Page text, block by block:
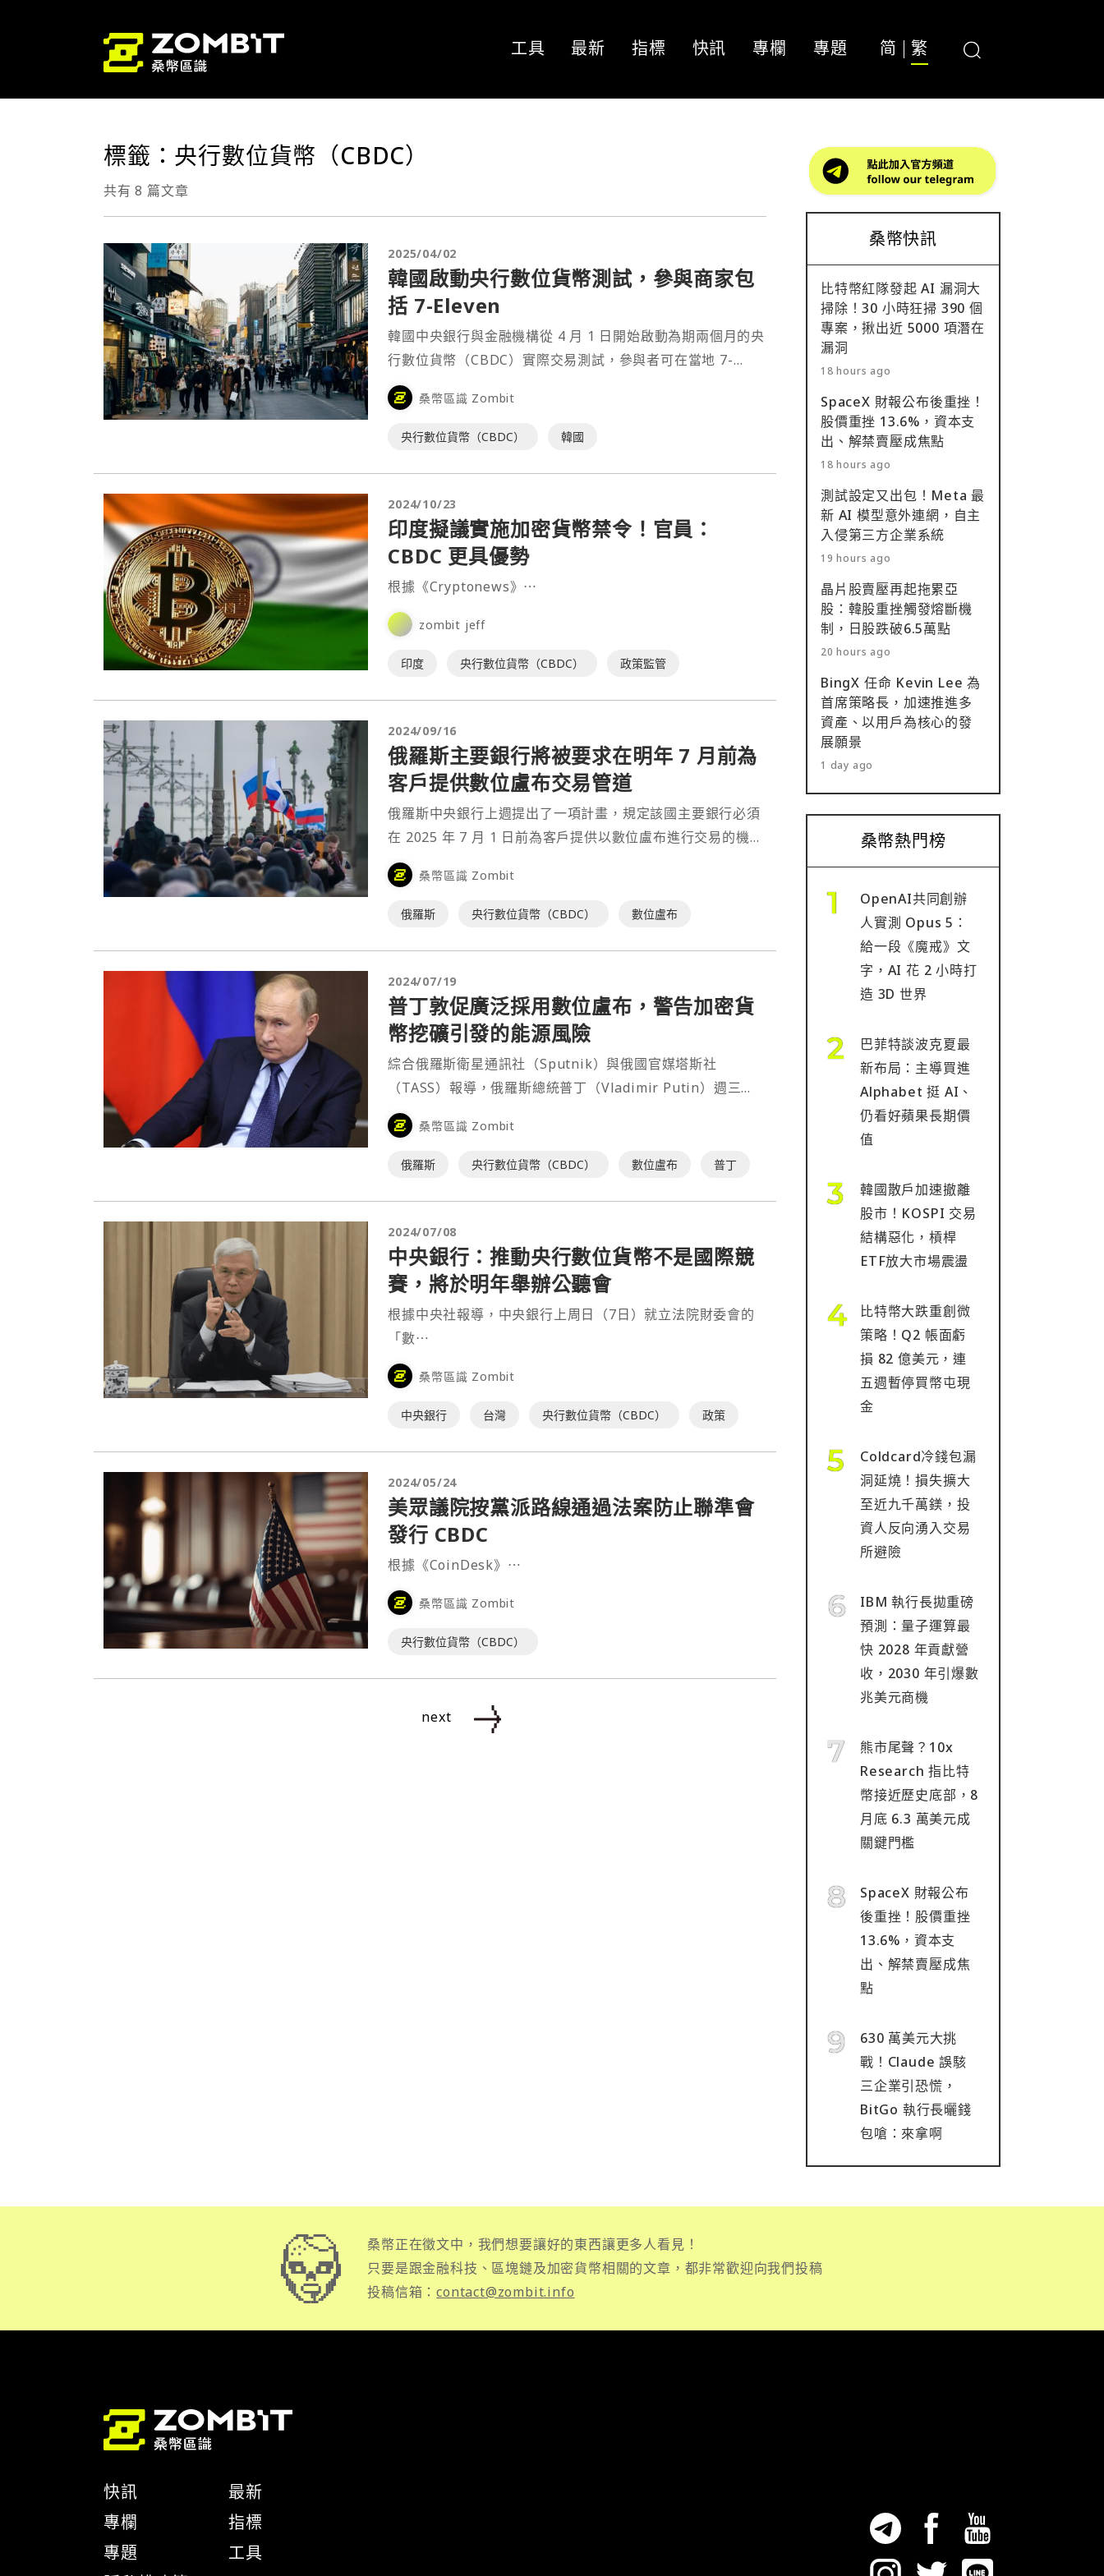
工具 最新 指標 快訊 專欄 專題 简 繁
標籤：央行數位貨幣（CBDC）
共有 8 篇文章
2025/04/02
韓國啟動央行數位貨幣測試，參與商家包
括 7-Eleven
韓國中央銀行與金融機構從 4 月 1 日開始啟動為期兩個月的央
行數位貨幣（CBDC）實際交易測試，參與者可在當地 7-
桑幣區識 Zombit
央行數位貨幣（CBDC） 韓國
2024/10/23
印度擬議實施加密貨幣禁令！官員：
CBDC 更具優勢
根據《Cryptonews》⋯
zombit jeff
印度 央行數位貨幣（CBDC） 政策監管
2024/09/16
俄羅斯主要銀行將被要求在明年 7 月前為
客戶提供數位盧布交易管道
俄羅斯中央銀行上週提出了一項計畫，規定該國主要銀行必須
在 2025 年 7 月 1 日前為客戶提供以數位盧布進行交易的機
會，包括數位盧布帳戶的開設、現金存入、資金轉帳，以及透
過相關基礎設施接收數位盧布。⋯
桑幣區識 Zombit
俄羅斯 央行數位貨幣（CBDC） 數位盧布
2024/07/19
普丁敦促廣泛採用數位盧布，警告加密貨
幣挖礦引發的能源風險
綜合俄羅斯衛星通訊社（Sputnik）與俄國官媒塔斯社
（TASS）報導，俄羅斯總統普丁（Vladimir Putin）週三
（17日）表示，俄羅斯不能錯過時機，需及時建立數位金融資
產（DFA）流通的法律框架和法規。他在一場有關經濟議題的
會議上⋯
桑幣區識 Zombit
俄羅斯 央行數位貨幣（CBDC） 數位盧布 普丁
2024/07/08
中央銀行：推動央行數位貨幣不是國際競
賽，將於明年舉辦公聽會
根據中央社報導，中央銀行上周日（7日）就立法院財委會的
「數⋯
桑幣區識 Zombit
中央銀行 台灣 央行數位貨幣（CBDC） 政策
2024/05/24
美眾議院按黨派路線通過法案防止聯準會
發行 CBDC
根據《CoinDesk》⋯
桑幣區識 Zombit
央行數位貨幣（CBDC）
next
桑幣快訊
比特幣紅隊發起 AI 漏洞大
掃除！30 小時狂掃 390 個
專案，揪出近 5000 項潛在
漏洞
18 hours ago
SpaceX 財報公布後重挫！
股價重挫 13.6%，資本支
出、解禁賣壓成焦點
18 hours ago
測試設定又出包！Meta 最
新 AI 模型意外連網，自主
入侵第三方企業系統
19 hours ago
晶片股賣壓再起拖累亞
股：韓股重挫觸發熔斷機
制，日股跌破6.5萬點
20 hours ago
BingX 任命 Kevin Lee 為
首席策略長，加速推進多
資產、以用戶為核心的發
展願景
1 day ago
桑幣熱門榜
OpenAI共同創辦
人實測 Opus 5：
給一段《魔戒》文
字，AI 花 2 小時打
造 3D 世界
巴菲特談波克夏最
新布局：主導買進
Alphabet 挺 AI、
仍看好蘋果長期價
值
韓國散戶加速撤離
股市！KOSPI 交易
結構惡化，槓桿
ETF放大市場震盪
比特幣大跌重創微
策略！Q2 帳面虧
損 82 億美元，連
五週暫停買幣屯現
金
Coldcard冷錢包漏
洞延燒！損失擴大
至近九千萬鎂，投
資人反向湧入交易
所避險
IBM 執行長拋重磅
預測：量子運算最
快 2028 年貢獻營
收，2030 年引爆數
兆美元商機
熊市尾聲？10x
Research 指比特
幣接近歷史底部，8
月底 6.3 萬美元成
關鍵門檻
SpaceX 財報公布
後重挫！股價重挫
13.6%，資本支
出、解禁賣壓成焦
點
630 萬美元大挑
戰！Claude 誤駭
三企業引恐慌，
BitGo 執行長曬錢
包嗆：來拿啊
桑幣正在徵文中，我們想要讓好的東西讓更多人看見！
只要是跟金融科技、區塊鏈及加密貨幣相關的文章，都非常歡迎向我們投稿
投稿信箱：contact@zombit.info
快訊
專欄
專題
最新
指標
工具